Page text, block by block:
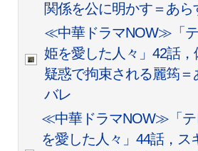
関係を公に明かす＝あら
≪中華ドラマNOW≫「
姫を愛した人々」42話，
疑惑で拘束される麗筠＝
バレ
≪中華ドラマNOW≫「テ
を愛した人々」44話，ス